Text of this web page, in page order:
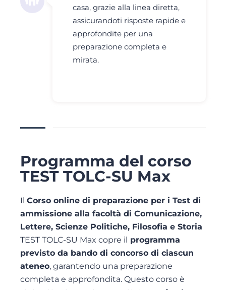
casa, grazie alla linea diretta,
assicurandoti risposte rapide e
approfondite per una
preparazione completa e
mirata.
Programma del corso
TEST TOLC-SU Max
Il Corso online di preparazione per i Test di
ammissione alla facoltà di Comunicazione,
Lettere, Scienze Politiche, Filosofia e Storia
TEST TOLC-SU Max copre il programma
previsto da bando di concorso di ciascun
ateneo, garantendo una preparazione
completa e approfondita. Questo corso è